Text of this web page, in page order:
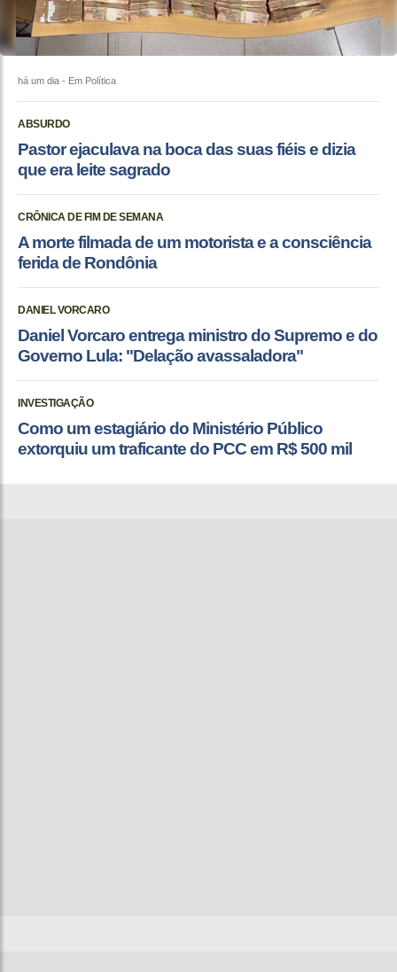
há um dia - Em Política
ABSURDO
Pastor ejaculava na boca das suas fiéis e dizia
que era leite sagrado
CRÔNICA DE FIM DE SEMANA
A morte filmada de um motorista e a consciência
ferida de Rondônia
DANIEL VORCARO
Daniel Vorcaro entrega ministro do Supremo e do
Governo Lula: "Delação avassaladora"
INVESTIGAÇÃO
Como um estagiário do Ministério Público
extorquiu um traficante do PCC em R$ 500 mil